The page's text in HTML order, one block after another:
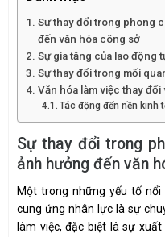
Sự thay đổi trong phong
đến văn hóa công sở
Sự gia tăng của lao động
Sự thay đổi trong mối
Văn hóa làm việc thay
Tác động đến nền kinh
Sự thay đổi trong
ảnh hưởng đến văn
Một trong những yếu tố
cung ứng nhân lực là sự
làm việc, đặc biệt là sự